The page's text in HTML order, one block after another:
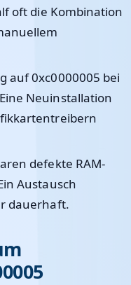
oft die Kombination
auf 0xc0000005 bei
Neuinstallation
defekte RAM-
Austausch
dauerhaft.